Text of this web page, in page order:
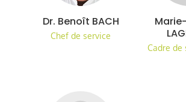
Dr. Benoît BACH
Chef de service
Cadre de